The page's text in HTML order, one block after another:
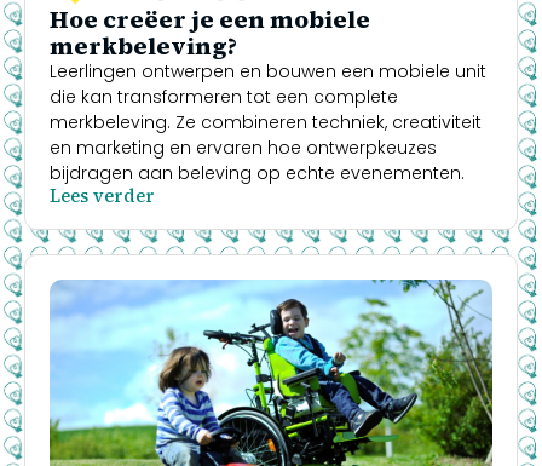
Hoe creëer je een mobiele
merkbeleving?
Leerlingen ontwerpen en bouwen een mobiele unit
die kan transformeren tot een complete
merkbeleving. Ze combineren techniek, creativiteit
en marketing en ervaren hoe ontwerpkeuzes
bijdragen aan beleving op echte evenementen.
Lees verder